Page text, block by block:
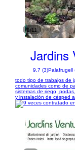
1/11
Jardins
9,7 (3)Palafrugell
todo tipo de trabajos de
comunidades como de
sistemas de riego,
y instalación de césped